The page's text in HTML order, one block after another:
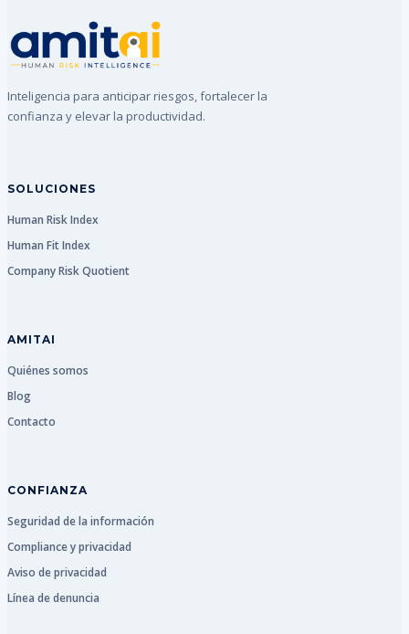
Inteligencia para anticipar riesgos, fortalecer la
confianza y elevar la productividad.
SOLUCIONES
Human Risk Index
Human Fit Index
Company Risk Quotient
AMITAI
Quiénes somos
Blog
Contacto
CONFIANZA
Seguridad de la información
Compliance y privacidad
Aviso de privacidad
Línea de denuncia